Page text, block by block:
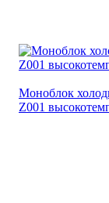
Моноблок
Z001